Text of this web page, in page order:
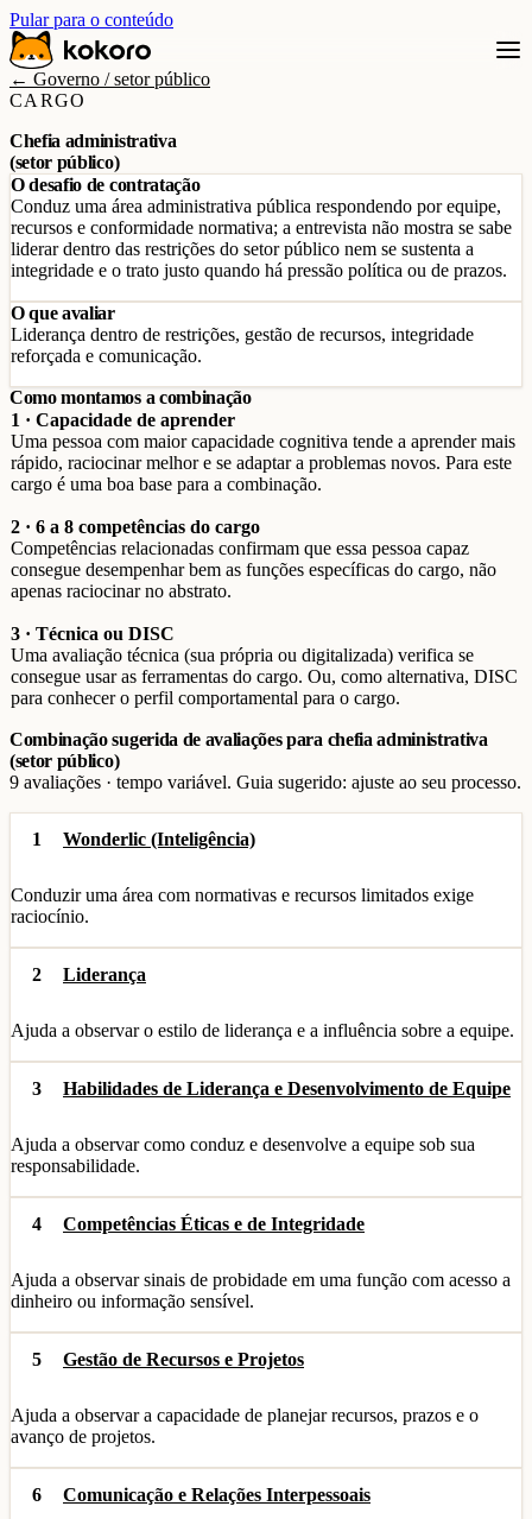
Pular para o conteúdo
← Governo / setor público
CARGO
Chefia administrativa
(setor público)
O desafio de contratação
Conduz uma área administrativa pública respondendo por equipe,
recursos e conformidade normativa; a entrevista não mostra se sabe
liderar dentro das restrições do setor público nem se sustenta a
integridade e o trato justo quando há pressão política ou de prazos.
O que avaliar
Liderança dentro de restrições, gestão de recursos, integridade
reforçada e comunicação.
Como montamos a combinação
1 · Capacidade de aprender
Uma pessoa com maior capacidade cognitiva tende a aprender mais
rápido, raciocinar melhor e se adaptar a problemas novos. Para este
cargo é uma boa base para a combinação.
2 · 6 a 8 competências do cargo
Competências relacionadas confirmam que essa pessoa capaz
consegue desempenhar bem as funções específicas do cargo, não
apenas raciocinar no abstrato.
3 · Técnica ou DISC
Uma avaliação técnica (sua própria ou digitalizada) verifica se
consegue usar as ferramentas do cargo. Ou, como alternativa, DISC
para conhecer o perfil comportamental para o cargo.
Combinação sugerida de avaliações para chefia administrativa
(setor público)
9 avaliações · tempo variável. Guia sugerido: ajuste ao seu processo.
1 Wonderlic (Inteligência)
Conduzir uma área com normativas e recursos limitados exige
raciocínio.
2 Liderança
Ajuda a observar o estilo de liderança e a influência sobre a equipe.
3 Habilidades de Liderança e Desenvolvimento de Equipe
Ajuda a observar como conduz e desenvolve a equipe sob sua
responsabilidade.
4 Competências Éticas e de Integridade
Ajuda a observar sinais de probidade em uma função com acesso a
dinheiro ou informação sensível.
5 Gestão de Recursos e Projetos
Ajuda a observar a capacidade de planejar recursos, prazos e o
avanço de projetos.
6 Comunicação e Relações Interpessoais